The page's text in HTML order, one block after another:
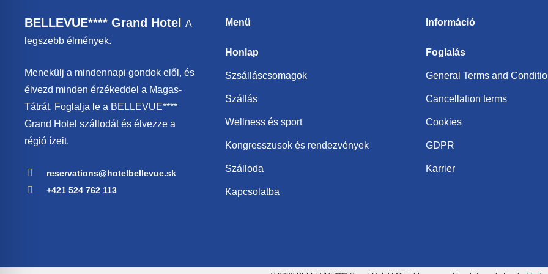
BELLEVUE**** Grand Hotel
A
legszebb élmények.
Menekülj a mindennapi gondok elől, és
élvezd minden érzékeddel a Magas-
Tátrát. Foglalja le a BELLEVUE****
Grand Hotel szállodát és élvezze a
régió ízeit.
reservations@hotelbellevue.sk
+421 524 762 113
Menü
Honlap
Szsálláscsomagok
Szállás
Wellness és sport
Kongresszusok és rendezvények
Szálloda
Kapcsolatba
Információ
Foglalás
General Terms and
Cancellation terms
Cookies
GDPR
Karrier